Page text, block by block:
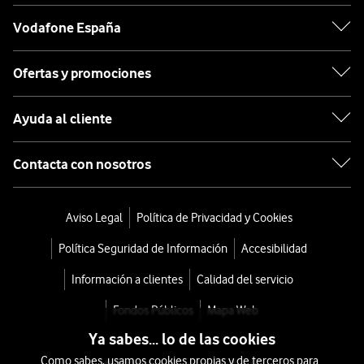
Vodafone España
Ofertas y promociones
Ayuda al cliente
Contacta con nosotros
Aviso Legal Política de Privacidad y Cookies
Política Seguridad de Información Accesibilidad
Información a clientes Calidad del servicio
Fondos Públicos Mapa Web
Ya sabes... lo de las cookies
Como sabes, usamos cookies propias y de terceros para